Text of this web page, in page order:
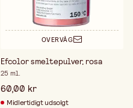
OVERVÅG
Efcolor smeltepulver, rosa
25 ml.
60,00 kr
Midlertidigt udsolgt